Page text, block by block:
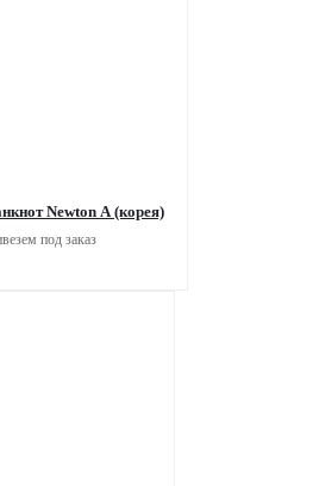
Newton A (корея)
под заказ